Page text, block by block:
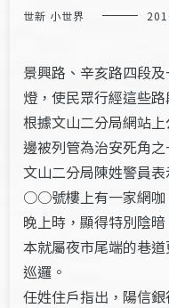
世新 小世界
景興路、辛亥路四段
燈，使民眾行經這些路
根據文山二分局網站
邊被列管為治安死角之
文山二分局陳姓警員
○○號樓上有一家網咖
晚上時，顯得特別陰
本就屬夜市尾端的巷
巡邏。
任姓住戶指出，陽信